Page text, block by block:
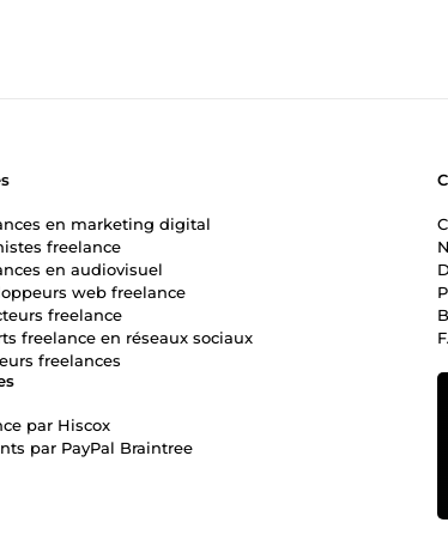
par Hiscox
par PayPal Braintree
en marketing digital
freelance
en audiovisuel
web freelance
freelance
freelance en réseaux sociaux
freelances